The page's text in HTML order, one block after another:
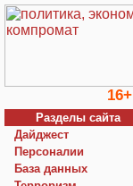
16+
Разделы сайта
Дайджест
Персоналии
База данных